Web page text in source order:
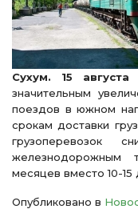
Сухум. 15
значительным
поездов в южном
срокам доставки
грузоперевозок
железнодорожным
месяцев вместо 10-15
Опубликовано в